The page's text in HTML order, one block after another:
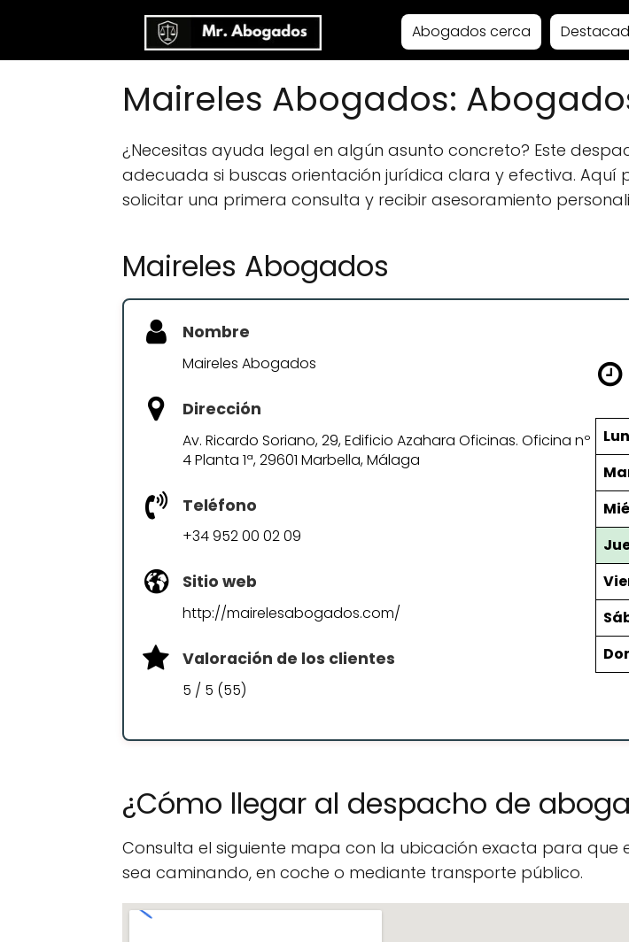
Abogados cerca
Maireles Abogados:
¿Necesitas ayuda legal en algún asunto concreto? Este
adecuada si buscas orientación jurídica clara y efectiva. Aquí
solicitar una primera consulta y recibir asesoramiento
Maireles Abogados
Nombre
Maireles Abogados
Dirección
Av. Ricardo Soriano, 29, Edificio Azahara Oficinas. Oficina nº
4 Planta 1ª, 29601 Marbella, Málaga
Teléfono
+34 952 00 02 09
Sitio web
http://mairelesabogados.com/
Valoración de los clientes
5 / 5 (55)
¿Cómo llegar al despacho de
Consulta el siguiente mapa con la ubicación exacta para que
sea caminando, en coche o mediante transporte público.